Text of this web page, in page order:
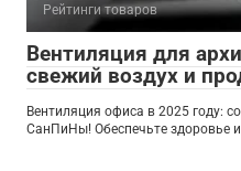
Рейтинги товаров
Вентиляция для
свежий воздух и
Вентиляция офиса в 2025 году:
СанПиНы! Обеспечьте здоровье